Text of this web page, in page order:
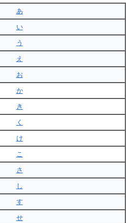
あ
い
う
え
お
か
き
く
け
こ
さ
し
す
せ